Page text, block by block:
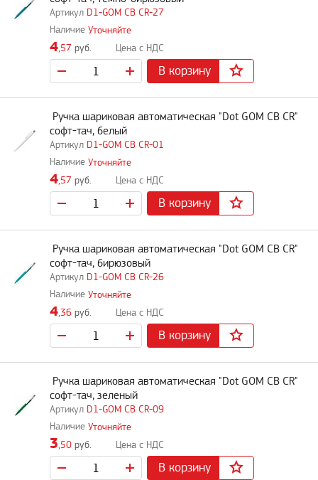
D1-GOM CB CR-27
Уточняйте
4,57 руб.
В корзину
D1-GOM CB CR-01
Ручка шариковая автоматическая "Dot GOM CB CR"
софт-тач, белый
Уточняйте
4,57 руб.
В корзину
D1-GOM CB CR-26
Ручка шариковая автоматическая "Dot GOM CB CR"
софт-тач, бирюзовый
Уточняйте
4,36 руб.
В корзину
D1-GOM CB CR-09
Ручка шариковая автоматическая "Dot GOM CB CR"
софт-тач, зеленый
Уточняйте
3,50 руб.
В корзину